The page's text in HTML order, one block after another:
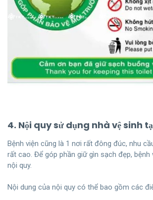
4. Nội quy sử dụng nhà vệ sinh
Bệnh viện cũng là 1 nơi rất đông đúc, nhu
rất cao. Để góp phần giữ gìn sạch đẹp, bệnh
nội quy.
Nội dung của nội quy có thể bao gồm các